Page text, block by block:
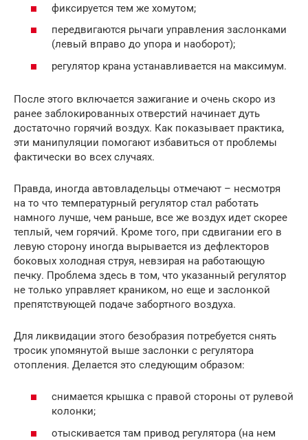
фиксируется тем же хомутом;
передвигаются рычаги управления заслонками
(левый вправо до упора и наоборот);
регулятор крана устанавливается на максимум.
После этого включается зажигание и очень скоро из
ранее заблокированных отверстий начинает дуть
достаточно горячий воздух. Как показывает практика,
эти манипуляции помогают избавиться от проблемы
фактически во всех случаях.
Правда, иногда автовладельцы отмечают – несмотря
на то что температурный регулятор стал работать
намного лучше, чем раньше, все же воздух идет скорее
теплый, чем горячий. Кроме того, при сдвигании его в
левую сторону иногда вырывается из дефлекторов
боковых холодная струя, невзирая на работающую
печку. Проблема здесь в том, что указанный регулятор
не только управляет краником, но еще и заслонкой
препятствующей подаче забортного воздуха.
Для ликвидации этого безобразия потребуется снять
тросик упомянутой выше заслонки с регулятора
отопления. Делается это следующим образом:
снимается крышка с правой стороны от рулевой
колонки;
отыскивается там привод регулятора (на нем